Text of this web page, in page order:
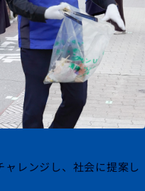
レンジし、 社会に提案し